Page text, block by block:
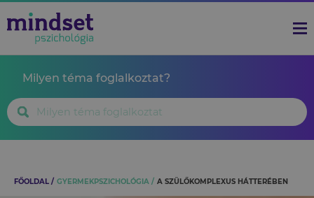
Milyen téma foglalkoztat?
FŐOLDAL GYERMEKPSZICHOLÓGIA A SZÜLŐKOMPLEXUS HÁTTERÉBEN